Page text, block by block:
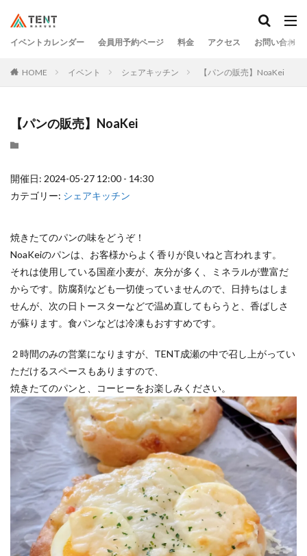
イベントカレンダー 会員用予約ページ 料金 アクセス お問い合わせ
HOME イベント シェアキッチン 【パンの販売】NoaKei
【パンの販売】NoaKei
開催日: 2024-05-27 12:00 - 14:30
カテゴリー: シェアキッチン
焼きたてのパンの味をどうぞ！
NoaKeiのパンは、お客様からよく香りが良いねと言われます。
それは使用している国産小麦が、灰分が多く、ミネラルが豊富だ
からです。防腐剤なども一切使っていませんので、日持ちはしま
せんが、次の日トースターなどで温め直してもらうと、香ばしさ
が蘇ります。食パンなどは冷凍もおすすめです。
２時間のみの営業になりますが、TENT成瀬の中で召し上がってい
ただけるスペースもありますので、
焼きたてのパンと、コーヒーをお楽しみください。